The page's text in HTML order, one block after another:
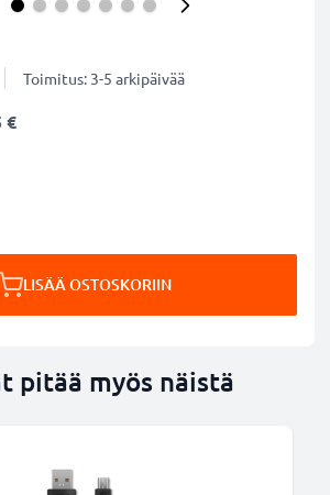
Toimitus: 3-5 arkipäivää
€
LISÄÄ OSTOSKORIIN
pitää myös näistä